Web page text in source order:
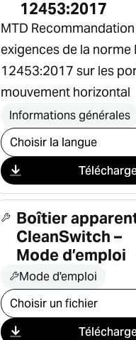
12453:2017
MTD
exigences de la norme
12453:2017 sur les
mouvement horizontal
Informations générales
Sélectionner le
Boîtier
CleanSwitch –
Mode d’emploi
Mode d'emploi
Sélectionner le